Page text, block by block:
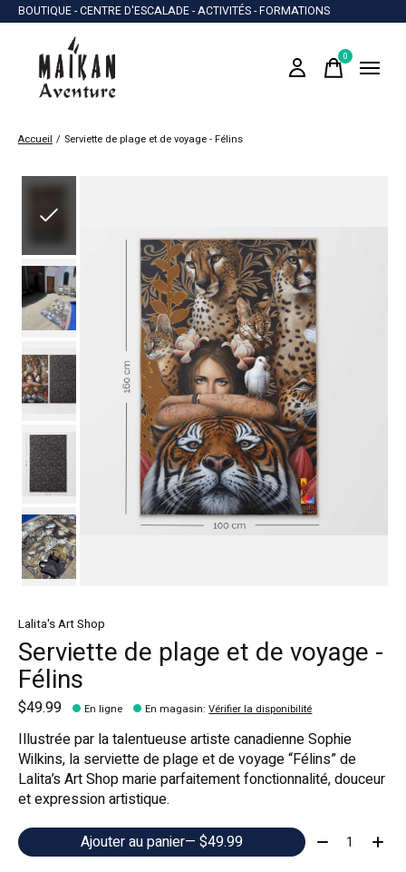
BOUTIQUE - CENTRE D'ESCALADE - ACTIVITÉS - FORMATIONS
0items
Accueil / Serviette de plage et de voyage - Félins
Lalita's Art Shop
Serviette de plage et de voyage -
Félins
$49.99 En ligne En magasin:Vérifier la disponibilité
Illustrée par la talentueuse artiste canadienne Sophie
Wilkins, la serviette de plage et de voyage “Félins” de
Lalita’s Art Shop marie parfaitement fonctionnalité, douceur
et expression artistique.
Ajouter au panier
— $49.99 Quantité: